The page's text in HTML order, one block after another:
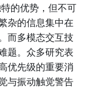
的优势，但不可
杂的信息集中在
而多模态交互技
题。众多研究表
优先级的重要消
与振动触觉警告